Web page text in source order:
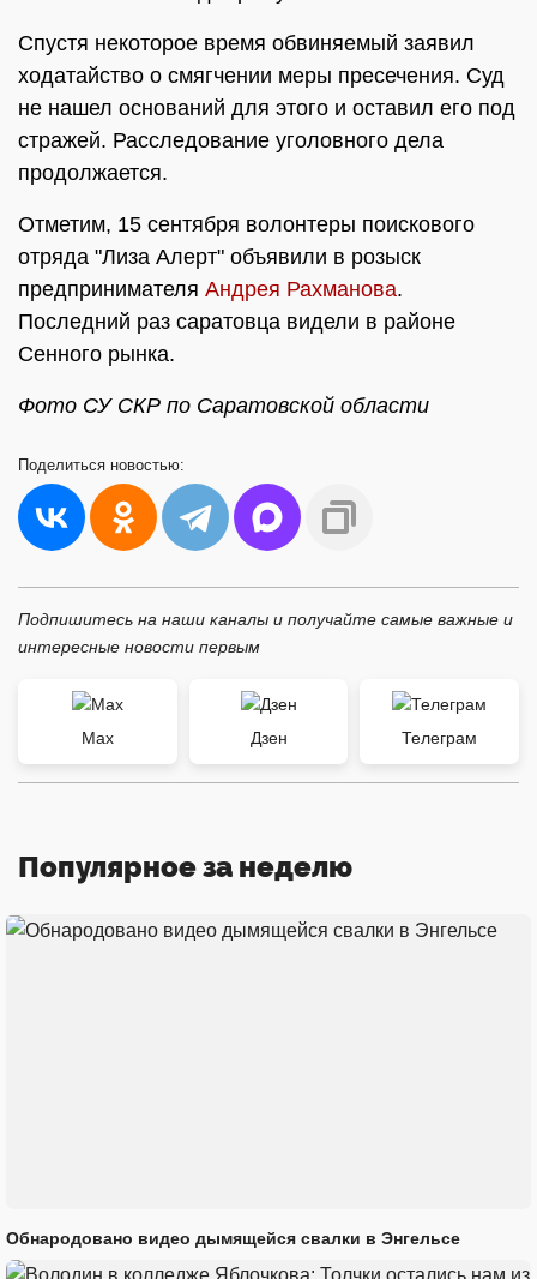
Спустя некоторое время обвиняемый заявил
ходатайство о смягчении меры пресечения. Суд
не нашел оснований для этого и оставил его под
стражей. Расследование уголовного дела
продолжается.
Отметим, 15 сентября волонтеры поискового
отряда "Лиза Алерт" объявили в розыск
предпринимателя Андрея Рахманова.
Последний раз саратовца видели в районе
Сенного рынка.
Фото СУ СКР по Саратовской области
Поделиться новостью:
Подпишитесь на наши каналы и получайте самые важные и
интересные новости первым
Max Дзен Телеграм
Популярное за неделю
Обнародовано видео дымящейся свалки в Энгельсе